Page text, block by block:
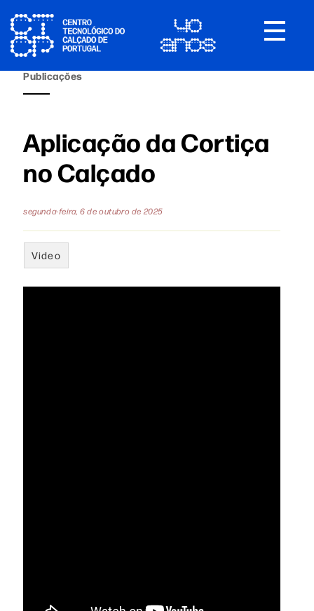
Toggle
Publicações
Aplicação da Cortiça
no Calçado
segunda-feira, 6 de outubro de 2025
Video